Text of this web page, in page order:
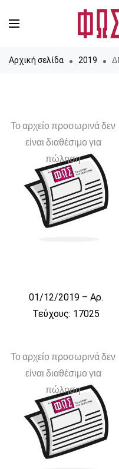
Αρχική σελίδα 2019
Το αρχείο προσωρινά δεν
είναι διαθέσιμο για
πώληση
01/12/2019 – Αρ.
Τεύχους: 17025
Το αρχείο προσωρινά δεν
είναι διαθέσιμο για
πώληση